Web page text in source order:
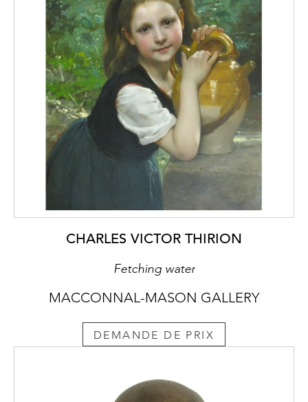
CHARLES VICTOR THIRION
Fetching water
MACCONNAL-MASON GALLERY
DEMANDE DE PRIX